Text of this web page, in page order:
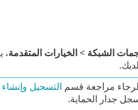
الشبكة >الخيارات المتقدمة،
مراجعة قسم التسجيل
جدار الحماية.